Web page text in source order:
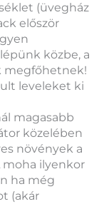
(üvegház
először
közbe, a
megfőhetnek!
leveleket ki
magasabb
közelében
növények a
moha ilyenkor
ha még
(akár